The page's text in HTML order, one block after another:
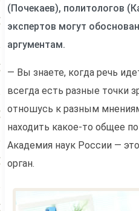
(Почекаев), политологов
экспертов могут
аргументам.
— Вы знаете, когда речь
всегда есть разные точки
отношусь к разным
находить какое-то общее
Академия наук России —
орган.